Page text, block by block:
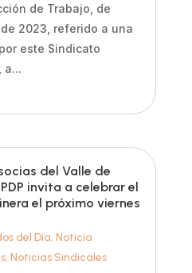
de Trabajo, de
2023, referido a una
este Sindicato
a...
del Valle de
invita a celebrar el
el próximo viernes
del Día, Noticia
, Noticias Sindicales